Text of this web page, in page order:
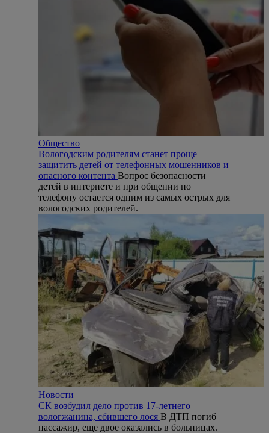
Общество
Вологодским родителям станет проще
защитить детей от телефонных мошенников и
опасного контента Вопрос безопасности
детей в интернете и при общении по
телефону остается одним из самых острых для
вологодских родителей.
Новости
СК возбудил дело против 17-летнего
вологжанина, сбившего лося В ДТП погиб
пассажир, еще двое оказались в больницах.